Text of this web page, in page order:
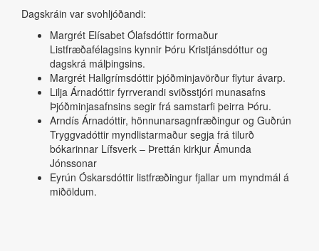
Dagskráin var svohljóðandi:
Margrét Elísabet Ólafsdóttir formaður
Listfræðafélagsins kynnir Þóru Kristjánsdóttur og
dagskrá málþingsins.
Margrét Hallgrímsdóttir þjóðminjavörður flytur ávarp.
Lilja Árnadóttir fyrrverandi sviðsstjóri munasafns
Þjóðminjasafnsins segir frá samstarfi þeirra Þóru.
Arndís Árnadóttir, hönnunarsagnfræðingur og Guðrún
Tryggvadóttir myndlistarmaður segja frá tilurð
bókarinnar Lífsverk – Þrettán kirkjur Ámunda
Jónssonar
Eyrún Óskarsdóttir listfræðingur fjallar um myndmál á
miðöldum.